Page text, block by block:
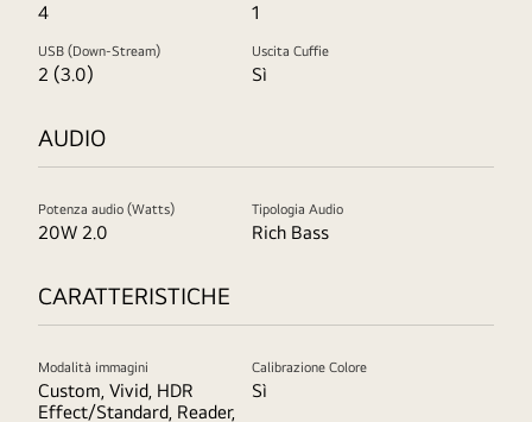
4 1
USB (Down-Stream)
2 (3.0)
Uscita Cuffie
Sì
AUDIO
Potenza audio (Watts)
20W 2.0
Tipologia Audio
Rich Bass
CARATTERISTICHE
Modalità immagini
Custom, Vivid, HDR
Effect/Standard, Reader,
Calibrazione Colore
Sì